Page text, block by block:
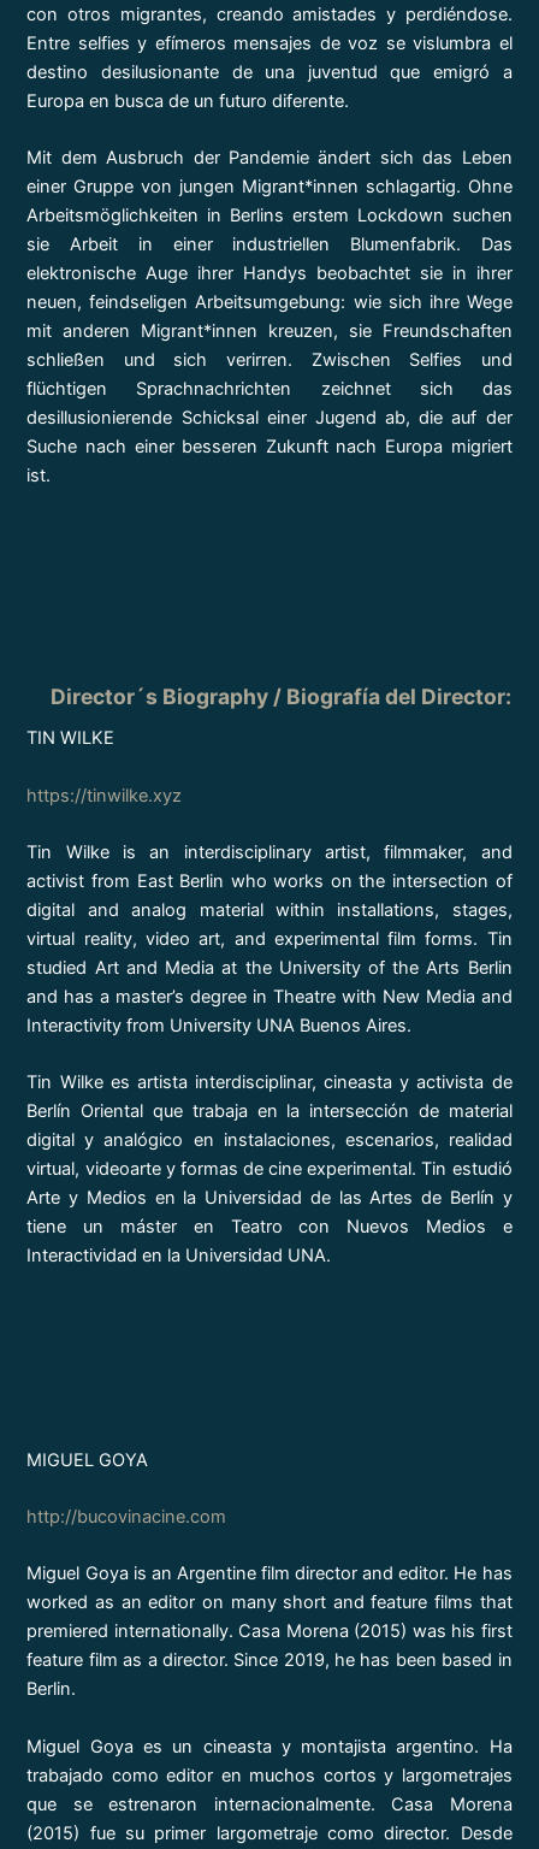
con otros migrantes, creando amistades y perdiéndose.
Entre selfies y efímeros mensajes de voz se vislumbra el
destino desilusionante de una juventud que emigró a
Europa en busca de un futuro diferente.
Mit dem Ausbruch der Pandemie ändert sich das Leben
einer Gruppe von jungen Migrant*innen schlagartig. Ohne
Arbeitsmöglichkeiten in Berlins erstem Lockdown suchen
sie Arbeit in einer industriellen Blumenfabrik. Das
elektronische Auge ihrer Handys beobachtet sie in ihrer
neuen, feindseligen Arbeitsumgebung: wie sich ihre Wege
mit anderen Migrant*innen kreuzen, sie Freundschaften
schließen und sich verirren. Zwischen Selfies und
flüchtigen Sprachnachrichten zeichnet sich das
desillusionierende Schicksal einer Jugend ab, die auf der
Suche nach einer besseren Zukunft nach Europa migriert
ist.
Director´s Biography / Biografía del Director:
TIN WILKE
https://tinwilke.xyz
Tin Wilke is an interdisciplinary artist, filmmaker, and
activist from East Berlin who works on the intersection of
digital and analog material within installations, stages,
virtual reality, video art, and experimental film forms. Tin
studied Art and Media at the University of the Arts Berlin
and has a master’s degree in Theatre with New Media and
Interactivity from University UNA Buenos Aires.
Tin Wilke es artista interdisciplinar, cineasta y activista de
Berlín Oriental que trabaja en la intersección de material
digital y analógico en instalaciones, escenarios, realidad
virtual, videoarte y formas de cine experimental. Tin estudió
Arte y Medios en la Universidad de las Artes de Berlín y
tiene un máster en Teatro con Nuevos Medios e
Interactividad en la Universidad UNA.
MIGUEL GOYA
http://bucovinacine.com
Miguel Goya is an Argentine film director and editor. He has
worked as an editor on many short and feature films that
premiered internationally. Casa Morena (2015) was his first
feature film as a director. Since 2019, he has been based in
Berlin.
Miguel Goya es un cineasta y montajista argentino. Ha
trabajado como editor en muchos cortos y largometrajes
que se estrenaron internacionalmente. Casa Morena
(2015) fue su primer largometraje como director. Desde